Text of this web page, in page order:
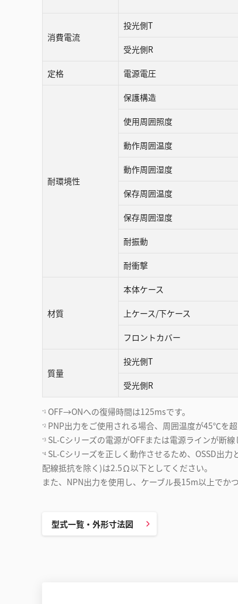
消費電流
投光側T
受光側R
定格 電源電圧
耐環境性
保護構造
使用周囲照度
動作周囲温度
動作周囲湿度
保存周囲温度
保存周囲湿度
耐振動
耐衝撃
材質
本体ケース
上ケース/下ケース
フロントカバー
質量
投光側T
受光側R
*1 OFF→ONへの復帰時間は125msです。
*2 PNP出力をご使用される場合、周囲温度が45℃を
*3 SL-Cシリーズの電源がOFFまたは電源ラインが断線
*4 SL-Cシリーズを正しく動作させるため、OSSD出
配線抵抗を除く)は2.5Ω以下としてください。
また、NPN出力を使用し、ケーブル長15m以上でか
型式一覧・外形寸法図